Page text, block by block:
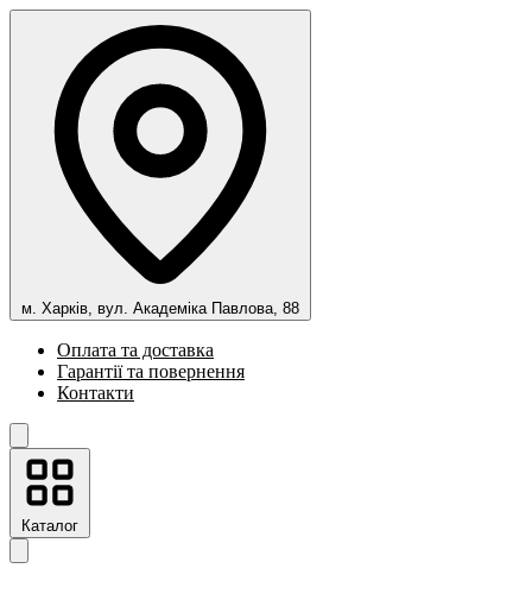
м. Харків, вул. Академіка Павлова, 88
Оплата та доставка
Гарантії та повернення
Контакти
Каталог